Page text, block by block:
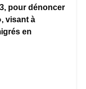
pour dénoncer
visant à
en